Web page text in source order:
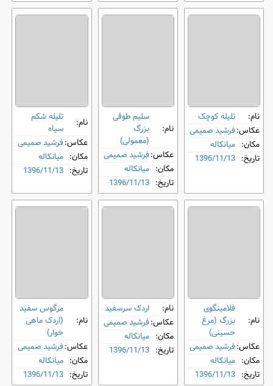
نام:
تلیله کوچک
عکاس:فرشید صمیمی
مکان: میانکاله
تاریخ: 1396/11/13
نام:
سلیم طوقی
بزرگ
(معمولی)
عکاس:فرشید صمیمی
مکان: میانکاله
تاریخ: 1396/11/13
نام:
تلیله شکم‌
سیاه
عکاس:فرشید صمیمی
مکان: میانکاله
تاریخ: 1396/11/13
نام:
فلامینگوی
بزرگ (مرغ
حسینی)
عکاس:فرشید صمیمی
مکان: میانکاله
تاریخ: 1396/11/13
نام:
اردک سرسفید
عکاس:فرشید صمیمی
مکان: میانکاله
تاریخ: 1396/11/13
نام:
مرگوس سفید
(اردک ماهی
خوار)
عکاس:فرشید صمیمی
مکان: میانکاله
تاریخ: 1396/11/13